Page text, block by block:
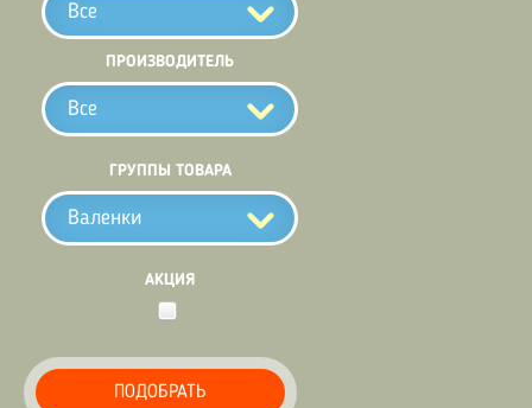
Все
ПРОИЗВОДИТЕЛЬ
Все
ГРУППЫ ТОВАРА
Валенки
АКЦИЯ
ПОДОБРАТЬ